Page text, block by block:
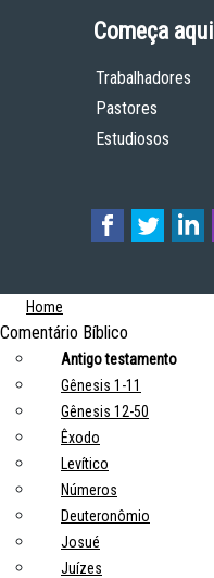
Começa aqui
Trabalhadores
Pastores
Estudiosos
Home
Comentário Bíblico
Antigo testamento
Gênesis 1-11
Gênesis 12-50
Êxodo
Levítico
Números
Deuteronômio
Josué
Juízes